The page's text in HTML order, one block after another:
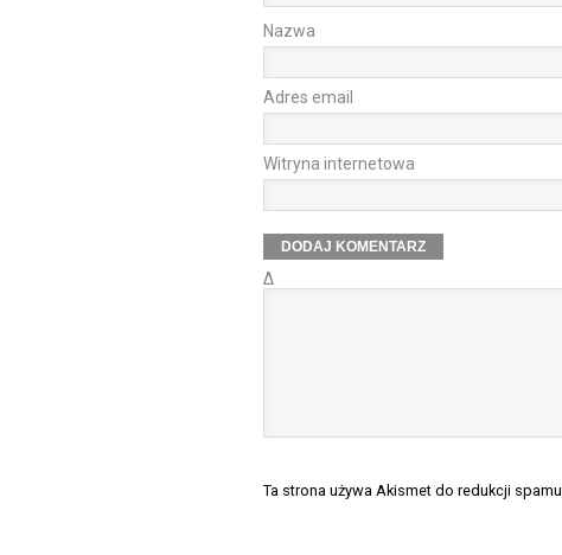
Nazwa
Adres email
Witryna internetowa
Δ
Ta strona używa Akismet do redukcji spamu.